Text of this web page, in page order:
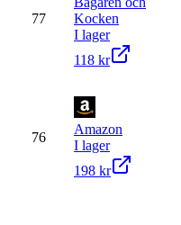
77
Kocken
I lager
118 kr
76
Amazon
I lager
198 kr